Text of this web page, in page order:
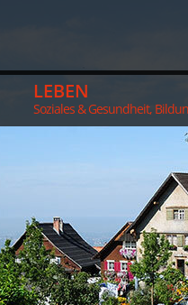
LEBEN
Soziales & Gesundheit,